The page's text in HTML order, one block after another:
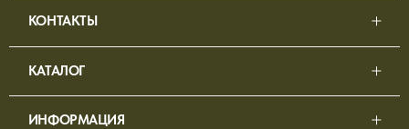
КОНТАКТЫ
КАТАЛОГ
ИНФОРМАЦИЯ